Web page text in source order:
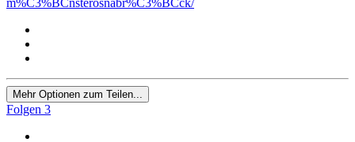
Mehr Optionen zum Teilen...
Folgen 3